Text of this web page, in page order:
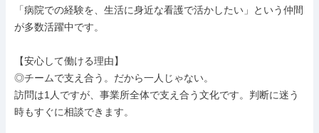
「病院での経験を、生活に身近な看護で活かしたい」という仲間
が多数活躍中です。
【安心して働ける理由】
◎チームで支え合う。だから一人じゃない。
訪問は1人ですが、事業所全体で支え合う文化です。判断に迷う
時もすぐに相談できます。